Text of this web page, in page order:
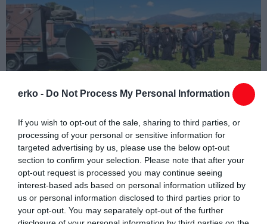
erko - Do Not Process My Personal Information
If you wish to opt-out of the sale, sharing to third parties, or
processing of your personal or sensitive information for
targeted advertising by us, please use the below opt-out
section to confirm your selection. Please note that after your
opt-out request is processed you may continue seeing
interest-based ads based on personal information utilized by
us or personal information disclosed to third parties prior to
your opt-out. You may separately opt-out of the further